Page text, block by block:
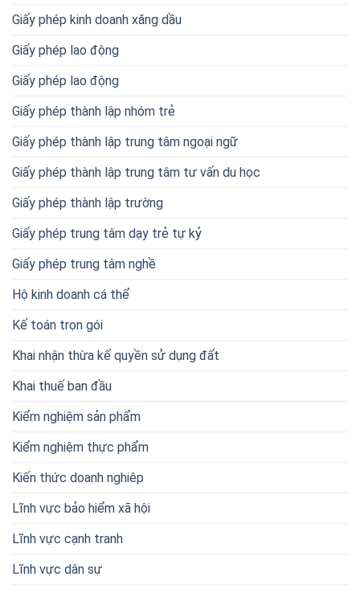
Giấy phép kinh doanh xăng dầu
Giấy phép lao động
Giấy phép lao động
Giấy phép thành lập nhóm trẻ
Giấy phép thành lập trung tâm ngoại ngữ
Giấy phép thành lập trung tâm tư vấn du học
Giấy phép thành lập trường
Giấy phép trung tâm dạy trẻ tự kỷ
Giấy phép trung tâm nghề
Hộ kinh doanh cá thể
Kế toán trọn gói
Khai nhận thừa kế quyền sử dụng đất
Khai thuế ban đầu
Kiểm nghiệm sản phẩm
Kiểm nghiệm thực phẩm
Kiến thức doanh nghiêp
Lĩnh vực bảo hiểm xã hội
Lĩnh vực cạnh tranh
Lĩnh vực dân sự